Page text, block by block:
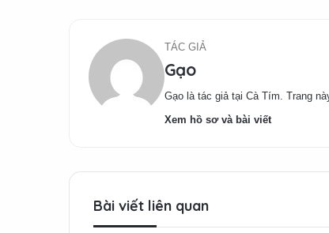
TÁC GIẢ
Gạo
Gạo là tác giả tại Cà Tím. Trang
Xem hồ sơ và bài viết
Bài viết liên quan